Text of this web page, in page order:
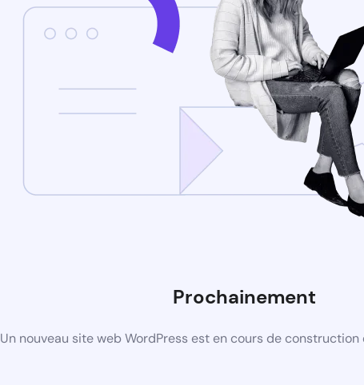
Prochainement
Un nouveau site web WordPress est en cours de